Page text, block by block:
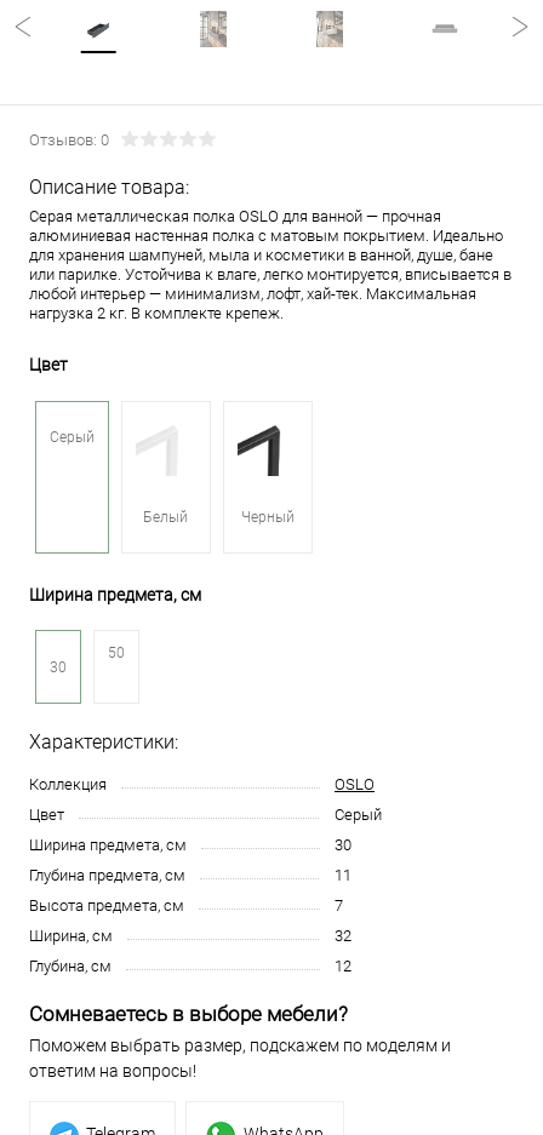
Отзывов: 0
Описание товара:
Серая металлическая полка OSLO для ванной — прочная
алюминиевая настенная полка с матовым покрытием. Идеально
для хранения шампуней, мыла и косметики в ванной, душе, бане
или парилке. Устойчива к влаге, легко монтируется, вписывается в
любой интерьер — минимализм, лофт, хай-тек. Максимальная
нагрузка 2 кг. В комплекте крепеж.
Цвет
Серый
Белый Черный
Ширина предмета, см
30
50
Характеристики:
Коллекция
OSLO
Цвет
Серый
Ширина предмета, см
30
Глубина предмета, см
11
Высота предмета, см
7
Ширина, см
32
Глубина, см
12
Сомневаетесь в выборе мебели?
Поможем выбрать размер, подскажем по моделям и
ответим на вопросы!